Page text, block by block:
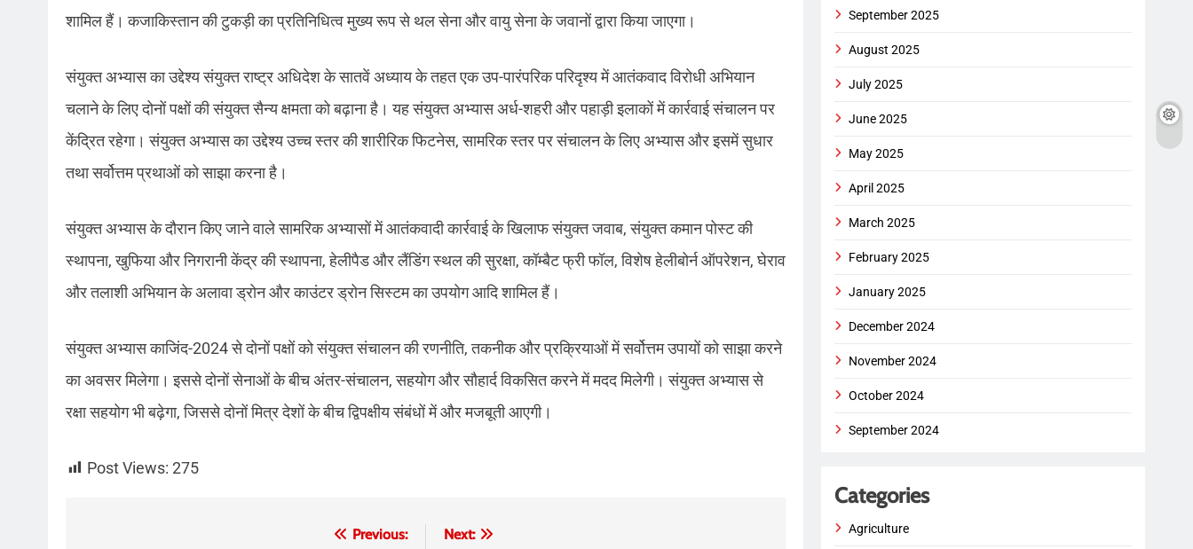
शामिल हैं। कजाकिस्तान की टुकड़ी का प्रतिनिधित्व मुख्य रूप से थल सेना और वायु सेना के जवानों द्वारा किया जाएगा।
संयुक्त अभ्यास का उद्देश्य संयुक्त राष्ट्र अधिदेश के सातवें अध्याय के तहत एक उप-पारंपरिक परिदृश्य में आतंकवाद विरोधी अभियान
चलाने के लिए दोनों पक्षों की संयुक्त सैन्य क्षमता को बढ़ाना है। यह संयुक्त अभ्यास अर्ध-शहरी और पहाड़ी इलाकों में कार्रवाई संचालन पर
केंद्रित रहेगा। संयुक्त अभ्यास का उद्देश्य उच्च स्तर की शारीरिक फिटनेस, सामरिक स्तर पर संचालन के लिए अभ्यास और इसमें सुधार
तथा सर्वोत्तम प्रथाओं को साझा करना है।
संयुक्त अभ्यास के दौरान किए जाने वाले सामरिक अभ्यासों में आतंकवादी कार्रवाई के खिलाफ संयुक्त जवाब, संयुक्त कमान पोस्ट की
स्थापना, खुफिया और निगरानी केंद्र की स्थापना, हेलीपैड और लैंडिंग स्थल की सुरक्षा, कॉम्बैट फ्री फॉल, विशेष हेलीबोर्न ऑपरेशन, घेराव
और तलाशी अभियान के अलावा ड्रोन और काउंटर ड्रोन सिस्टम का उपयोग आदि शामिल हैं।
संयुक्त अभ्यास काजिंद-2024 से दोनों पक्षों को संयुक्त संचालन की रणनीति, तकनीक और प्रक्रियाओं में सर्वोत्तम उपायों को साझा करने
का अवसर मिलेगा। इससे दोनों सेनाओं के बीच अंतर-संचालन, सहयोग और सौहार्द विकसित करने में मदद मिलेगी। संयुक्त अभ्यास से
रक्षा सहयोग भी बढ़ेगा, जिससे दोनों मित्र देशों के बीच द्विपक्षीय संबंधों में और मजबूती आएगी।
Post Views: 275
Previous:
Next:
September 2025
August 2025
July 2025
June 2025
May 2025
April 2025
March 2025
February 2025
January 2025
December 2024
November 2024
October 2024
September 2024
Categories
Agriculture